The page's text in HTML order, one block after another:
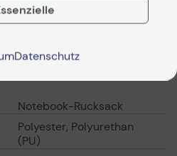
Notebook-Rucksack
Polyester, Polyurethan
(PU)
Datenschutz